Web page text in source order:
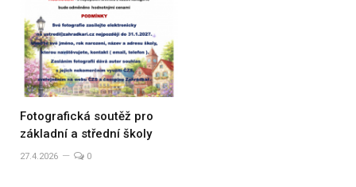
Fotografická soutěž pro
základní a střední školy
27.4.2026 0